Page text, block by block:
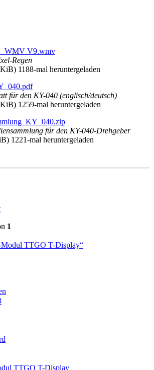
V9.wmv
Regen
1188-mal heruntergeladen
für den KY-040 (englisch/deutsch)
1259-mal heruntergeladen
für den KY-040-Drehgeber
1221-mal heruntergeladen
1
Modul TTGO T-Display“
TTGO T-Display